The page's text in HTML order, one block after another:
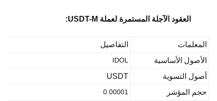
USDT-M
:
المعلمات
التفاصيل
الأصول الأساسية
IDOL
أصول التسوية
USDT
حجم المؤشر
0.00001